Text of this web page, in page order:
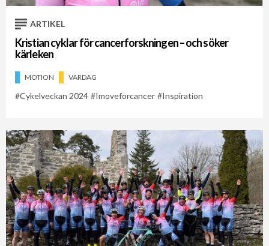
ARTIKEL
Kristian cyklar för cancerforskningen – och söker
kärleken
MOTION VARDAG
Cykelveckan 2024 Imoveforcancer Inspiration